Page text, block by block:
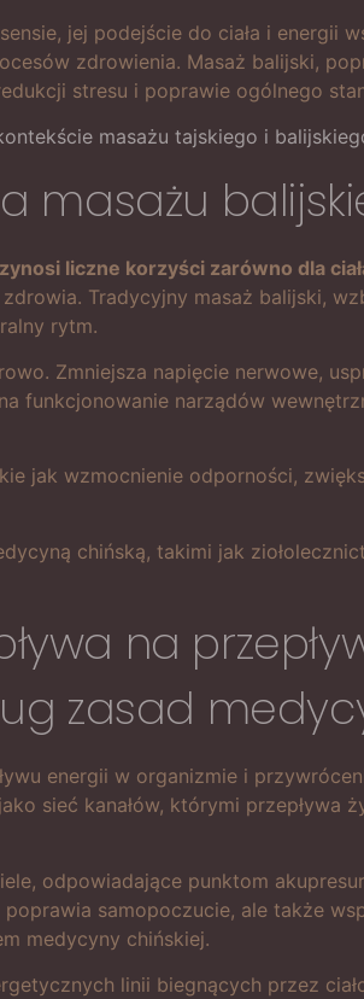
jej podejście do ciała i energii
zdrowienia. Masaż balijski,
stresu i poprawie ogólnego
masażu tajskiego i
masażu
liczne korzyści zarówno dla
Tradycyjny masaż balijski,
rytm.
Zmniejsza napięcie nerwowe,
funkcjonowanie narządów
jak wzmocnienie odporności,
chińską, takimi jak
na
zasad
energii w organizmie i
sieć kanałów, którymi przepływa
odpowiadające punktom
samopoczucie, ale także
medycyny chińskiej.
linii biegnących przez